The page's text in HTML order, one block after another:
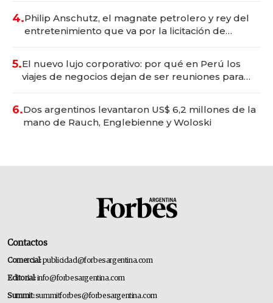
4.Philip Anschutz, el magnate petrolero y rey del
entretenimiento que va por la licitación de
5.El nuevo lujo corporativo: por qué en Perú los
viajes de negocios dejan de ser reuniones para
6.Dos argentinos levantaron US$ 6,2 millones de la
mano de Rauch, Englebienne y Woloski
Contactos
Comercial:publicidad@forbesargentina.com
Editorial:info@forbesargentina.com
Summit:summitforbes@forbesargentina.com